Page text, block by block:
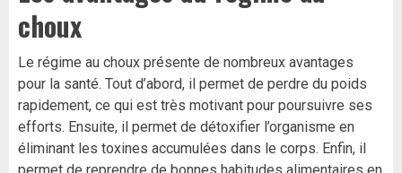
choux
Le régime au choux présente de nombreux avantages
pour la santé. Tout d’abord, il permet de perdre du poids
rapidement, ce qui est très motivant pour poursuivre ses
efforts. Ensuite, il permet de détoxifier l’organisme en
éliminant les toxines accumulées dans le corps. Enfin, il